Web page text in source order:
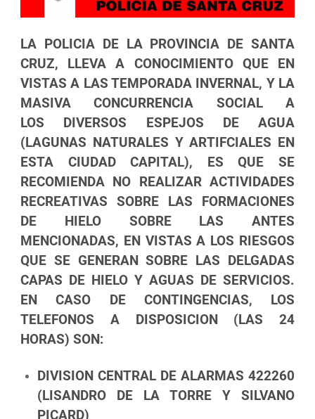
LA POLICIA DE LA PROVINCIA DE SANTA
CRUZ, LLEVA A CONOCIMIENTO QUE EN
VISTAS A LAS TEMPORADA INVERNAL, Y LA
MASIVA CONCURRENCIA SOCIAL A
LOS DIVERSOS ESPEJOS DE AGUA
(LAGUNAS NATURALES Y ARTIFCIALES EN
ESTA CIUDAD CAPITAL), ES QUE SE
RECOMIENDA NO REALIZAR ACTIVIDADES
RECREATIVAS SOBRE LAS FORMACIONES
DE HIELO SOBRE LAS ANTES
MENCIONADAS, EN VISTAS A LOS RIESGOS
QUE SE GENERAN SOBRE LAS DELGADAS
CAPAS DE HIELO Y AGUAS DE SERVICIOS.
EN CASO DE CONTINGENCIAS, LOS
TELEFONOS A DISPOSICION (LAS 24
HORAS) SON:
DIVISION CENTRAL DE ALARMAS 422260
(LISANDRO DE LA TORRE Y SILVANO
PICARD)